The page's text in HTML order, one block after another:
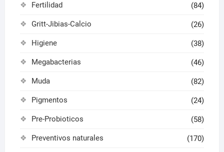
Fertilidad (84)
Gritt-Jibias-Calcio (26)
Higiene (38)
Megabacterias (46)
Muda (82)
Pigmentos (24)
Pre-Probioticos (58)
Preventivos naturales (170)